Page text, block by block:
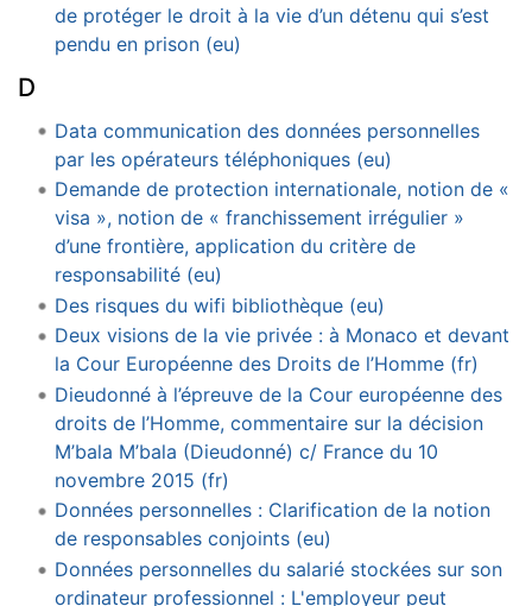
de protéger le droit à la vie d’un détenu qui s’est
pendu en prison (eu)
D
Data communication des données personnelles
par les opérateurs téléphoniques (eu)
Demande de protection internationale, notion de «
visa », notion de « franchissement irrégulier »
d’une frontière, application du critère de
responsabilité (eu)
Des risques du wifi bibliothèque (eu)
Deux visions de la vie privée : à Monaco et devant
la Cour Européenne des Droits de l’Homme (fr)
Dieudonné à l’épreuve de la Cour européenne des
droits de l’Homme, commentaire sur la décision
M’bala M’bala (Dieudonné) c/ France du 10
novembre 2015 (fr)
Données personnelles : Clarification de la notion
de responsables conjoints (eu)
Données personnelles du salarié stockées sur son
ordinateur professionnel : L'employeur peut